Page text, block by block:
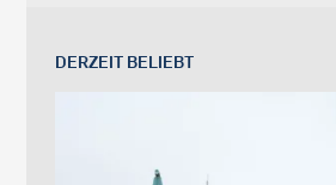
DERZEIT BELIEBT